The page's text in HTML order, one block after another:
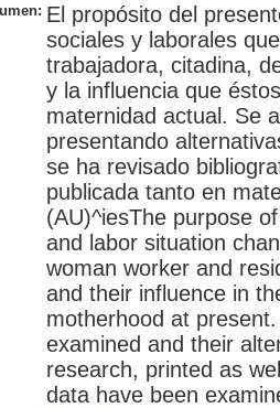
El propósito del
sociales y laborales
trabajadora, citadina,
y la influencia que
maternidad actual. Se
presentando
se ha revisado
publicada tanto en
(AU)^iesThe purpose
and labor situation
woman worker and
and their influence in
motherhood at
examined and their
research, printed as
data have been